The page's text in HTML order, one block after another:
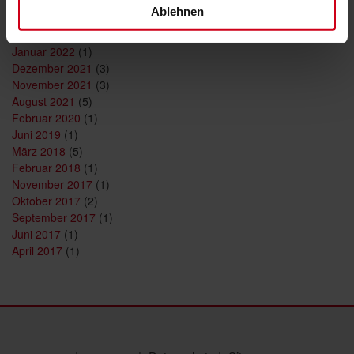
Ablehnen
Februar 2022(1)
Januar 2022 (1)
Dezember 2021 (3)
November 2021 (3)
August 2021 (5)
Februar 2020 (1)
Juni 2019 (1)
März 2018 (5)
Februar 2018 (1)
November 2017 (1)
Oktober 2017 (2)
September 2017 (1)
Juni 2017 (1)
April 2017 (1)